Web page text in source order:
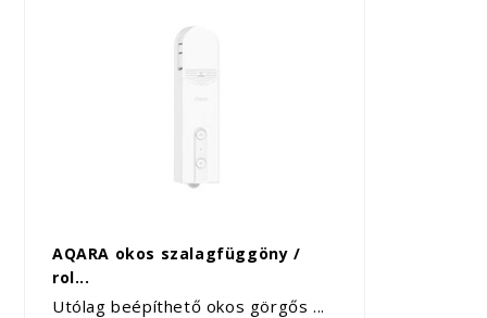
AQARA okos szalagfüggöny /
rol...
Utólag beépíthető okos görgős ...